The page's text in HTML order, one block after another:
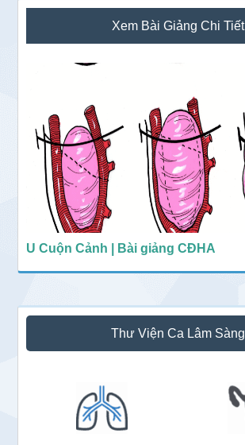
Sidebar
chính
Xem Bài Giảng Chi Tiết
U Cuộn Cảnh | Bài giảng CĐHA
Thư Viện Ca Lâm Sàng